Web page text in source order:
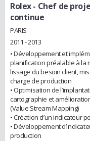
Rolex- Chef de
continue
PARIS
2011 - 2013
• Développement et
planification préalable à la
lissage du besoin client,
charge de production
• Optimisation de
cartographie et
(Value Stream Mapping)
• Création d’un indicateur
• Développement
production